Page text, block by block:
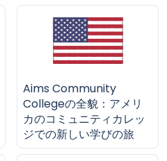
Aims Community
Collegeの全貌：アメリ
カのコミュニティカレッ
ジでの新しい学びの旅